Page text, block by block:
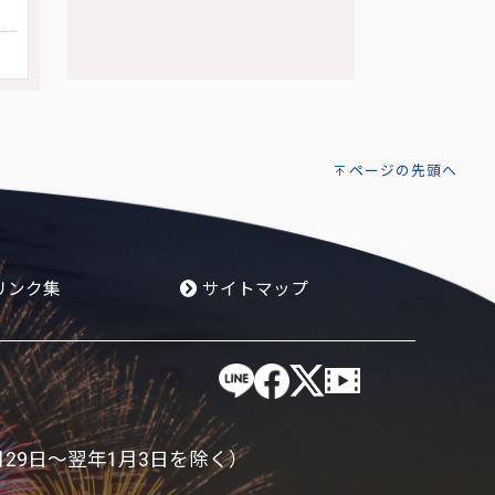
ページの先頭へ
ンク集 サイトマップ
日～翌年1月3日を除く）